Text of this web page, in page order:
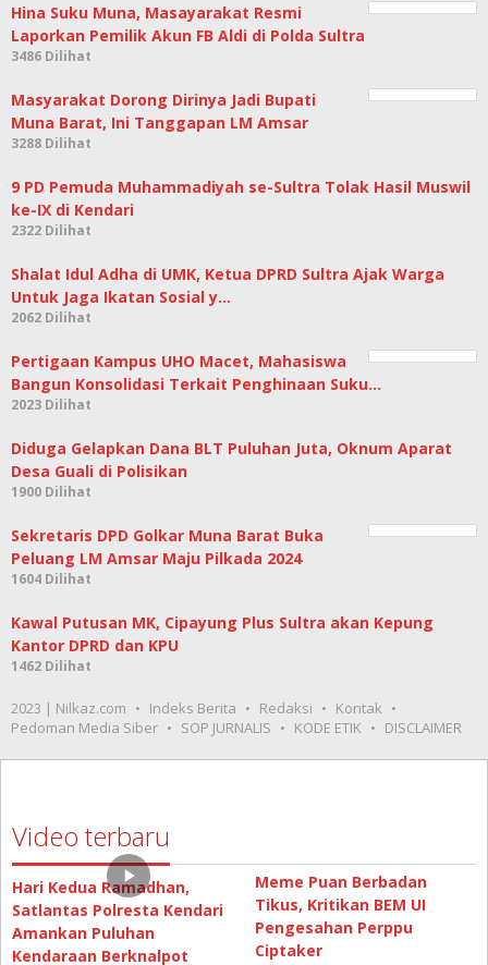
Hina Suku Muna, Masayarakat Resmi
Laporkan Pemilik Akun FB Aldi di Polda Sultra
3486 Dilihat
Masyarakat Dorong Dirinya Jadi Bupati
Muna Barat, Ini Tanggapan LM Amsar
3288 Dilihat
9 PD Pemuda Muhammadiyah se-Sultra Tolak Hasil Muswil
ke-IX di Kendari
2322 Dilihat
Shalat Idul Adha di UMK, Ketua DPRD Sultra Ajak Warga
Untuk Jaga Ikatan Sosial y…
2062 Dilihat
Pertigaan Kampus UHO Macet, Mahasiswa
Bangun Konsolidasi Terkait Penghinaan Suku…
2023 Dilihat
Diduga Gelapkan Dana BLT Puluhan Juta, Oknum Aparat
Desa Guali di Polisikan
1900 Dilihat
Sekretaris DPD Golkar Muna Barat Buka
Peluang LM Amsar Maju Pilkada 2024
1604 Dilihat
Kawal Putusan MK, Cipayung Plus Sultra akan Kepung
Kantor DPRD dan KPU
1462 Dilihat
2023 | Nilkaz.com Indeks Berita Redaksi
Kontak
Pedoman Media Siber
SOP JURNALIS KODE ETIK DISCLAIMER
Video terbaru
Hari Kedua Ramadhan,
Satlantas Polresta Kendari
Amankan Puluhan
Kendaraan Berknalpot
Meme Puan Berbadan
Tikus, Kritikan BEM UI
Pengesahan Perppu
Ciptaker